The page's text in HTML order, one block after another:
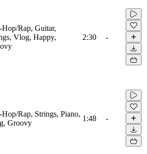
Rap, Guitar,
Vlog, Happy,
2:30 -
Rap, Strings, Piano,
Groovy
1:48 -